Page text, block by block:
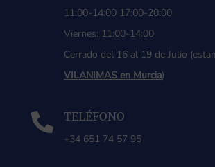
11:00-14:00 17:00-20:00
Viernes: 11:00-14:00
Cerrado del 16 al 19 de Julio
VILANIMAS en Murcia)
 TELÉFONO
+34 651 74 57 95